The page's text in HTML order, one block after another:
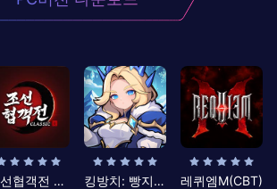
조선협객전 클래식 킹방치: 빵지의 제왕 레퀴엠M(CBT)